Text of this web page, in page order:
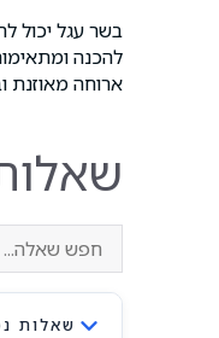
בשר עגל יכול
להכנה
ארוחה מאוזנת
שאלות